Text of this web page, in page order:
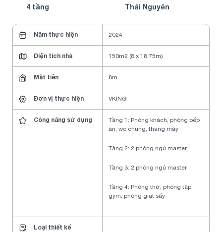
4 tầng Thái Nguyên
Năm thực hiện 2024
Diện tích nhà 150m2 (8 x 18.75m)
Mặt tiền 8m
Đơn vị thực hiện VKING
Công năng sử dụng
Tầng 1: Phòng khách, phòng bếp
ăn, wc chung, thang máy
Tầng 2: 2 phòng ngủ master
Tầng 3: 2 phòng ngủ master
Tầng 4: Phòng thờ, phòng tập
gym, phòng giặt sấy
Loại thiết kế